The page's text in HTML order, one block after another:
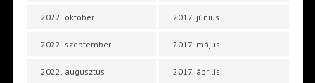
2022. október
2022. szeptember
2022. augusztus
2017. június
2017. május
2017. április